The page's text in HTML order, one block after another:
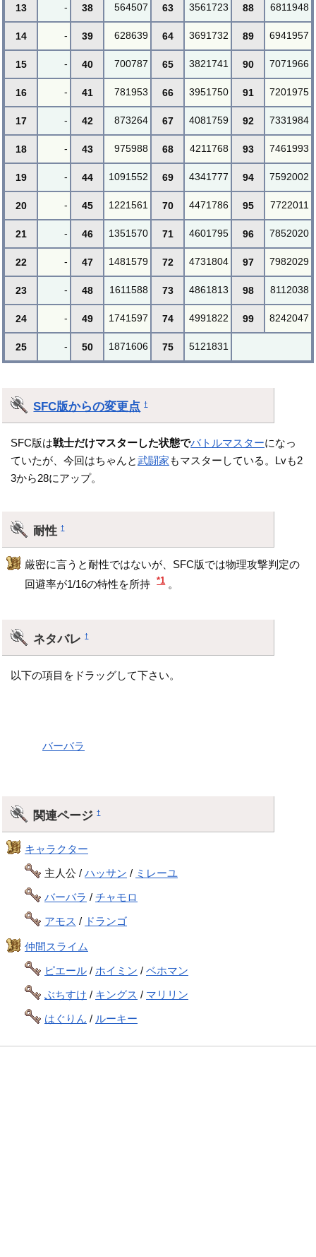
13 - 38 564507 63 3561723 88 6811948
14 - 39 628639 64 3691732 89 6941957
15 - 40 700787 65 3821741 90 7071966
16 - 41 781953 66 3951750 91 7201975
17 - 42 873264 67 4081759 92 7331984
18 - 43 975988 68 4211768 93 7461993
19 - 44 1091552 69 4341777 94 7592002
20 - 45 1221561 70 4471786 95 7722011
21 - 46 1351570 71 4601795 96 7852020
22 - 47 1481579 72 4731804 97 7982029
23 - 48 1611588 73 4861813 98 8112038
24 - 49 1741597 74 4991822 99 8242047
25 - 50 1871606 75 5121831
SFC版からの変更点 †
SFC版は戦士だけマスターした状態でバトルマスターになっ
ていたが、今回はちゃんと武闘家もマスターしている。Lvも2
3から28にアップ。
耐性†
厳密に言うと耐性ではないが、SFC版では物理攻撃判定の
回避率が1/16の特性を所持
*1 。
ネタバレ†
以下の項目をドラッグして下さい。
また、バーバラ
関連ページ†
キャラクター
主人公 /ハッサン / ミレーユ
バーバラ /チャモロ
アモス / ドランゴ
仲間スライム
ピエール /ホイミン /ベホマン
ぶちすけ / キングス / マリリン
はぐりん / ルーキー